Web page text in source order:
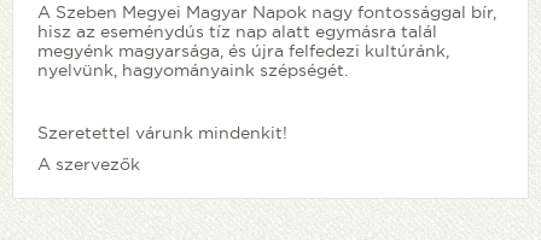
A Szeben Megyei Magyar Napok nagy fontossággal bír,
hisz az eseménydús tíz nap alatt egymásra talál
megyénk magyarsága, és újra felfedezi kultúránk,
nyelvünk, hagyományaink szépségét.
Szeretettel várunk mindenkit!
A szervezők